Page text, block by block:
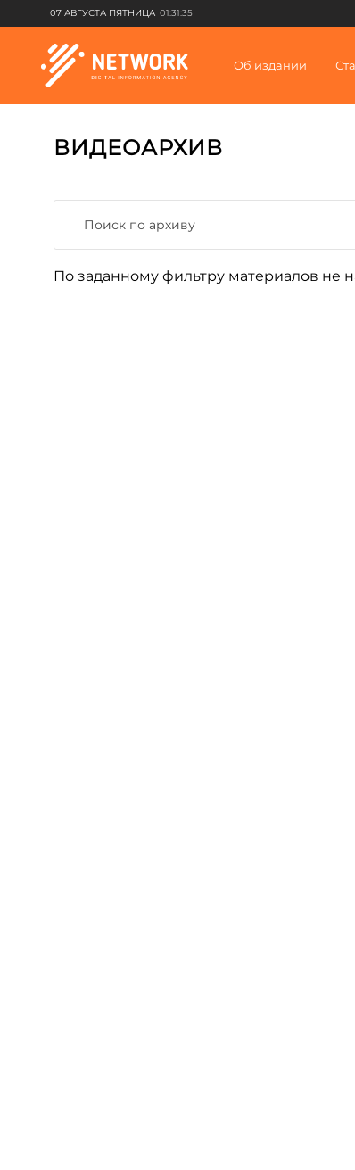
07 АВГУСТА ПЯТНИЦА 01:31:35
Об издании
ВИДЕОАРХИВ
По заданному фильтру материалов не